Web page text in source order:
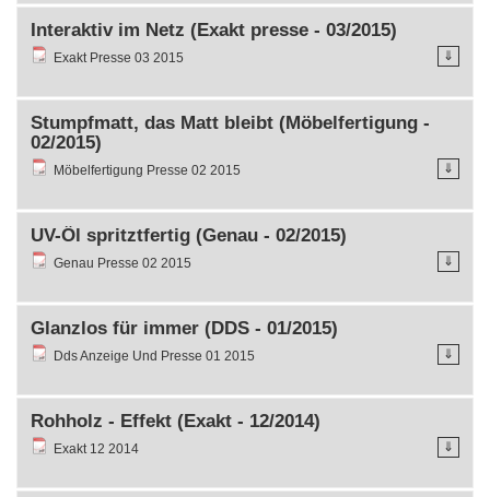
Interaktiv im Netz (Exakt presse - 03/2015)
Exakt Presse 03 2015 ⇓
Stumpfmatt, das Matt bleibt (Möbelfertigung -
02/2015)
Möbelfertigung Presse 02 2015 ⇓
UV-Öl spritztfertig (Genau - 02/2015)
Genau Presse 02 2015 ⇓
Glanzlos für immer (DDS - 01/2015)
Dds Anzeige Und Presse 01 2015 ⇓
Rohholz - Effekt (Exakt - 12/2014)
Exakt 12 2014 ⇓